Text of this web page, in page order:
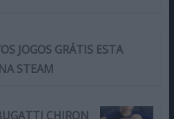
JOGOS GRÁTIS ESTA
STEAM
CHIRON